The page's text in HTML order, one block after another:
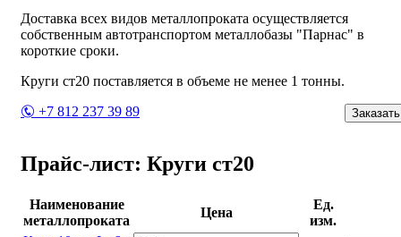
Доставка всех видов металлопроката осуществляется
собственным автотранспортом металлобазы "Парнас" в
короткие сроки.
Круги ст20 поставляется в объеме не менее 1 тонны.
+7 812 237 39 89
Заказать
Прайс-лист: Круги ст20
Наименование
металлопроката
Цена
Ед.
изм.